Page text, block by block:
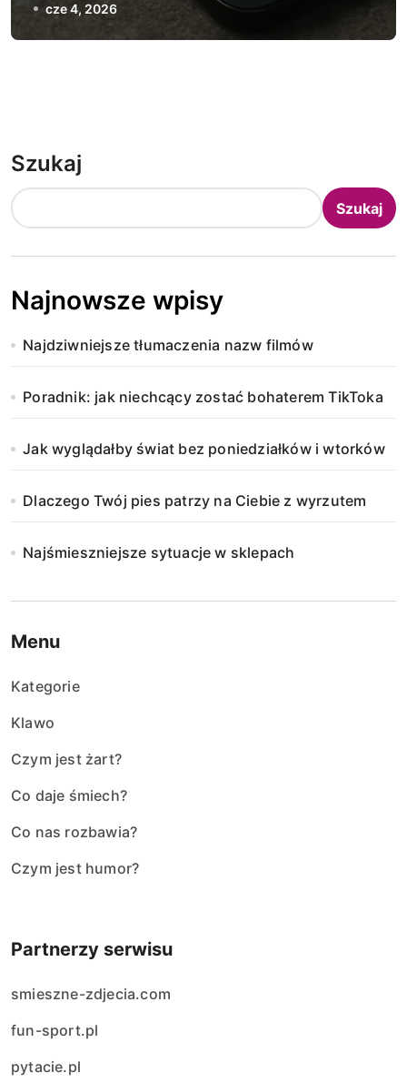
cze 4, 2026
Szukaj
Szukaj
Najnowsze wpisy
Najdziwniejsze tłumaczenia nazw filmów
Poradnik: jak niechcący zostać bohaterem TikToka
Jak wyglądałby świat bez poniedziałków i wtorków
Dlaczego Twój pies patrzy na Ciebie z wyrzutem
Najśmieszniejsze sytuacje w sklepach
Menu
Kategorie
Klawo
Czym jest żart?
Co daje śmiech?
Co nas rozbawia?
Czym jest humor?
Partnerzy serwisu
smieszne-zdjecia.com
fun-sport.pl
pytacie.pl